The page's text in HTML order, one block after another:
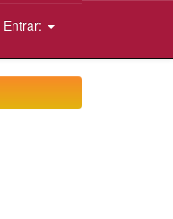
Entrar: